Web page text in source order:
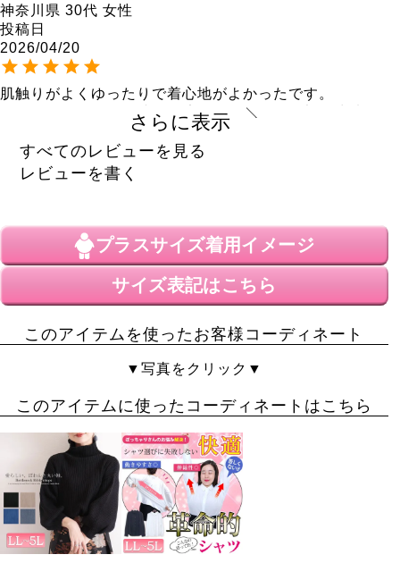
神奈川県 30代 女性
投稿日
2026/04/20
肌触りがよくゆったりで着心地がよかったです。
身長が150cmなので丈が不安でしたが、紐で調整出来る
ので問題なかったです。
不安な方は厚底の靴やサンダルと合わせれば大丈夫かと
思います。
投稿日
2023/01/26
プリーツがかわいい☆
さらに表示
すべてのレビューを見る
レビューを書く
プラスサイズ着用イメージ
サイズ表記はこちら
このアイテムを使ったお客様コーディネート
▼写真をクリック▼
このアイテムに使ったコーディネートはこちら